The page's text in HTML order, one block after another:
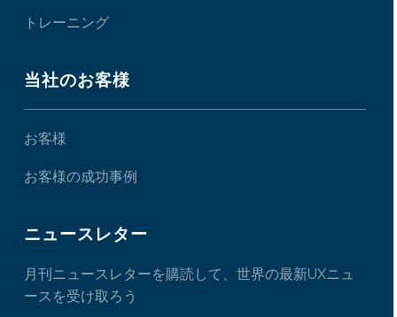
トレーニング
当社のお客様
お客様
お客様の成功事例
ニュースレター
月刊ニュースレターを購読して、世界の最新UXニュ
ースを受け取ろう